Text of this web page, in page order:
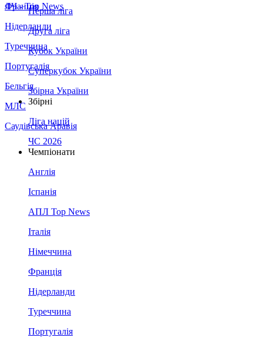
Франція
Нідерланди
Туреччина
Португалія
Бельгія
МЛС
Саудівська Аравія
ЛЧ - Top News
Перша ліга
Друга ліга
Кубок України
Суперкубок України
Збірна України
Збірні
Ліга націй
ЧС 2026
Чемпіонати
Англія
Іспанія
АПЛ Top News
Італія
Німеччина
Франція
Нідерланди
Туреччина
Португалія